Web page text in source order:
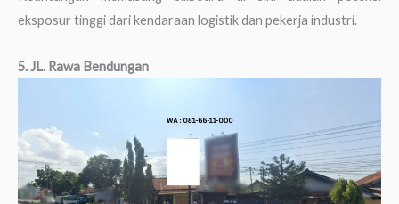
eksposur tinggi dari kendaraan logistik dan pekerja industri.
5. JL. Rawa Bendungan